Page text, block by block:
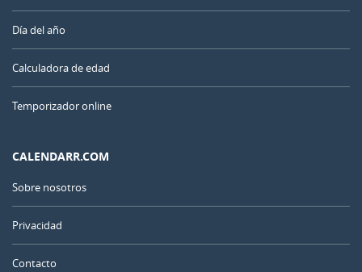
Día del año
Calculadora de edad
Temporizador online
CALENDARR.COM
Sobre nosotros
Privacidad
Contacto